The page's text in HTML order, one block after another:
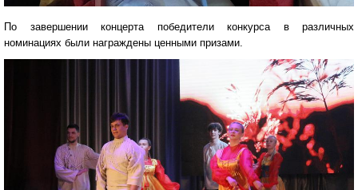
По завершении концерта победители конкурса в различных
номинациях были награждены ценными призами.